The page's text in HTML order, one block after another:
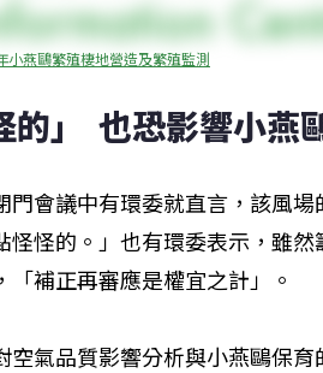
小燕鷗繁殖棲地營造及繁殖監測
」  也恐影響小燕
會議中有環委就直言，該風場
怪的。」也有環委表示，雖然
補正再審應是權宜之計」。
氣品質影響分析與小燕鷗保